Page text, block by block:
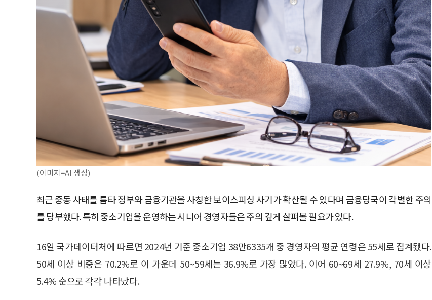
(이미지=AI 생성)
최근 중동 사태를 틈타 정부와 금융기관을 사칭한 보이스피싱 사기가 확산될 수 있다며 금융당국이 각별한 주의
를 당부했다. 특히 중소기업을 운영하는 시니어 경영자들은 주의 깊게 살펴볼 필요가 있다.
16일 국가데이터처에 따르면 2024년 기준 중소기업 38만6335개 중 경영자의 평균 연령은 55세로 집계됐다.
50세 이상 비중은 70.2%로 이 가운데 50~59세는 36.9%로 가장 많았다. 이어 60~69세 27.9%, 70세 이상
5.4% 순으로 각각 나타났다.